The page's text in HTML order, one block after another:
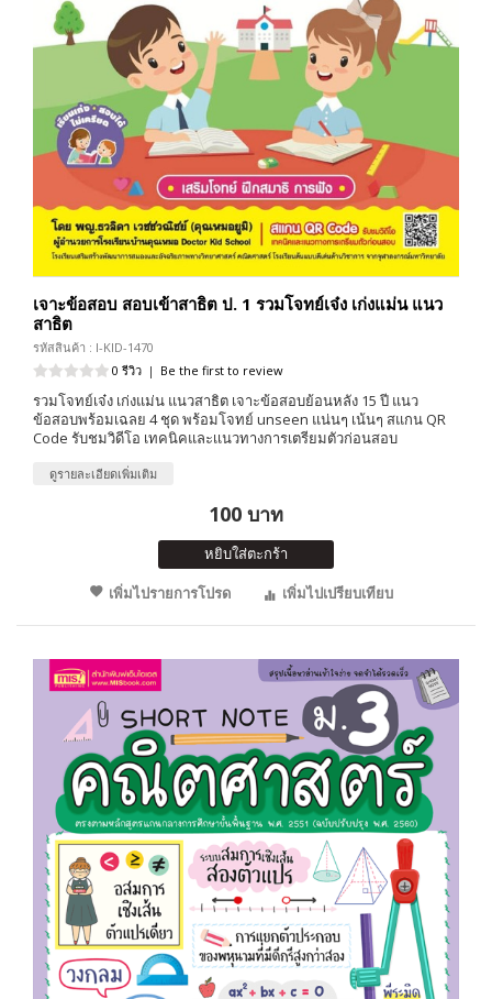
เจาะข้อสอบ สอบเข้าสาธิต ป. 1 รวมโจทย์เจ๋ง เก่งแม่น แนว
สาธิต
รหัสสินค้า : I-KID-1470
0 รีวิว | Be the first to review
รวมโจทย์เจ๋ง เก่งแม่น แนวสาธิต เจาะข้อสอบย้อนหลัง 15 ปี แนว
ข้อสอบพร้อมเฉลย 4 ชุด พร้อมโจทย์ unseen แน่นๆ เน้นๆ สแกน QR
Code รับชมวิดีโอ เทคนิคและเเนวทางการเตรียมตัวก่อนสอบ
ดูรายละเอียดเพิ่มเติม
100 บาท
หยิบใส่ตะกร้า
เพิ่มไปรายการโปรด
เพิ่มไปเปรียบเทียบ